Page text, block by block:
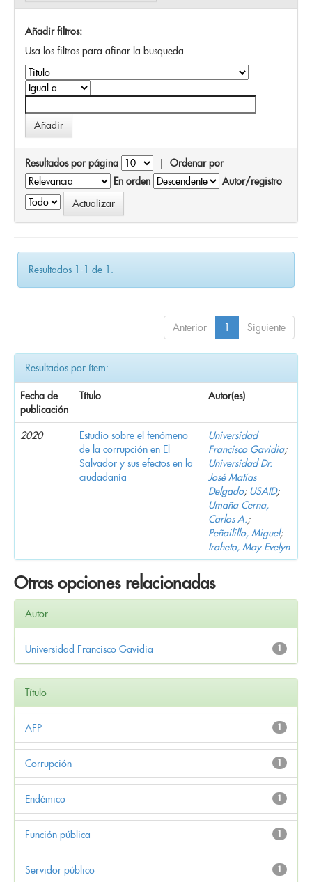
Añadir filtros:
Usa los filtros para afinar la busqueda.
Resultados por página | Ordenar por
En orden
Autor/registro
Resultados 1-1 de 1.
Anterior 1 Siguiente
Resultados por ítem:
Fecha de
publicación
Título Autor(es)
2020
Estudio sobre el fenómeno
de la corrupción en El
Salvador y sus efectos en la
ciudadanía
Universidad
Francisco Gavidia;
Universidad Dr.
José Matías
Delgado; USAID;
Umaña Cerna,
Carlos A.;
Peñailillo, Miguel;
Iraheta, May Evelyn
Otras opciones relacionadas
Autor
1
Universidad Francisco Gavidia
Título
1
AFP
1
Corrupción
1
Endémico
1
Función pública
1
Servidor público